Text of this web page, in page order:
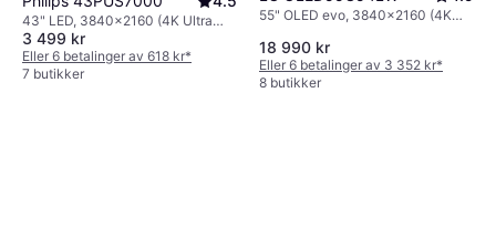
43" LED, 3840x2160 (4K Ultra
HD), Smart TV
3 499 kr
Eller 6 betalinger av 618 kr*
7 butikker
55" OLED evo, 3840x2160 (4K
18 990 kr
Eller 6 betalinger av 3 352 kr*
8 butikker